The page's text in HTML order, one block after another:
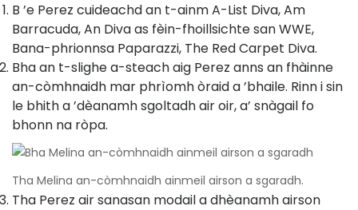
B ’e Perez cuideachd an t-ainm A-List Diva, Am
Barracuda, An Diva as fèin-fhoillsichte san WWE,
Bana-phrionnsa Paparazzi, The Red Carpet Diva.
Bha an t-slighe a-steach aig Perez anns an fhàinne
an-còmhnaidh mar phrìomh òraid a ’bhaile. Rinn i sin
le bhith a ’dèanamh sgoltadh air oir, a’ snàgail fo
bhonn na ròpa.
Tha Melina an-còmhnaidh ainmeil airson a sgaradh.
Tha Perez air sanasan modail a dhèanamh airson